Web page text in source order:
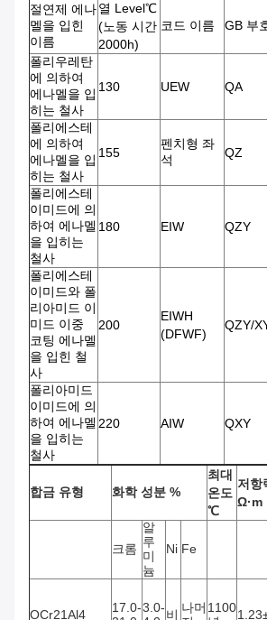
절연제 에나
멜을 입힌
이름
열 Level℃
(노동 시간
2000h)
코드 이름 GB 부
폴리우레탄
에 의하여
에나멜을 입
히는 철사
130 UEW QA
폴리에스테
에 의하여
에나멜을 입
히는 철사
155
펜치형 좌
석
QZ
폴리에스테
이미드에 의
하여 에나멜
을 입히는
철사
180 EIW QZY
폴리에스테
이미드와 폴
리아미드 이
미드 이중
코팅 에나멜
을 입힌 철
사
200
EIWH
(DFWF)
QZY/
폴리아미드
이미드에 의
하여 에나멜
을 입히는
철사
220 AIW QXY
합금 유형 화학 성분 %
최대
온도
℃
저항
Ω·m
크롬
알
루
미
늄
Ni Fe
OCr21Al4
17.0-3.0-비 나머 1100